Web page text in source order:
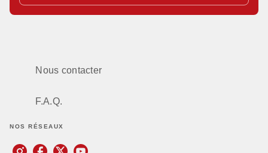
Nous contacter
F.A.Q.
NOS RÉSEAUX